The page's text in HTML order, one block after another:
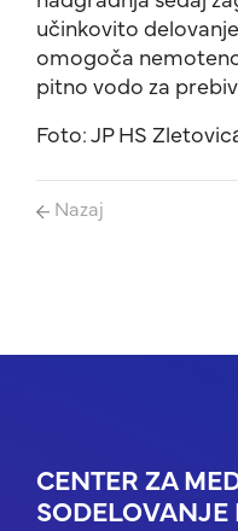
učinkovito
omogoča
pitno vodo za
Foto: JP HS
Nazaj
CENTER ZA